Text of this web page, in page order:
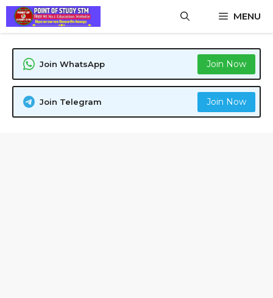
Skip
content
MENU
Join WhatsApp Join Now
Join Telegram Join Now